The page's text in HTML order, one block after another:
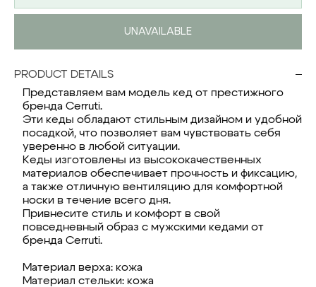
UNAVAILABLE
PRODUCT DETAILS
Представляем вам модель кед от престижного
бренда Cerruti.
Эти кеды обладают стильным дизайном и удобной
посадкой, что позволяет вам чувствовать себя
уверенно в любой ситуации.
Кеды изготовлены из высококачественных
материалов обеспечивает прочность и фиксацию,
а также отличную вентиляцию для комфортной
носки в течение всего дня.
Привнесите стиль и комфорт в свой
повседневный образ с мужскими кедами от
бренда Cerruti.
Материал верха: кожа
Материал стельки: кожа